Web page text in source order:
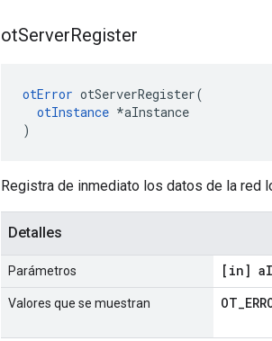
otServerRegister
otError otServerRegister(
otInstance *aInstance
)
Registra de inmediato los datos de la red
Detalles
Parámetros [in] a
Valores que se muestran OT_